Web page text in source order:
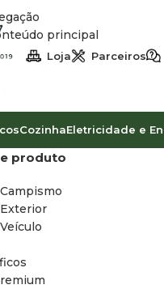
principal
Loja Parceiros
CozinhaEletricidade e
produto